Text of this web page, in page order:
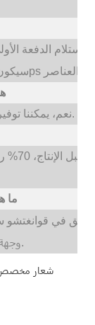
وقت التسليم لدينا هو 35 ~ 45
نعم، يمكننا توفير خدمة صانعي القطع الأصلية لعملائنا.
ما
في قوانغتشو
خدمة من الباب إلى الباب.